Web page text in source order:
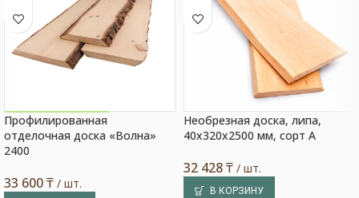
Акция на товар!
Профилированная
отделочная доска «Волна»
2400
33 600₸ / шт.
Необрезная доска, липа,
40x320x2500 мм, сорт A
32 428₸ / шт.
В КОРЗИНУ